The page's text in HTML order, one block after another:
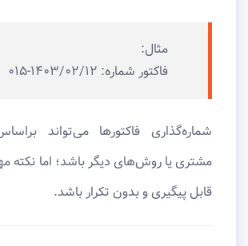
مثال:
فاکتور شماره: ۱۴۰۳/۰۲/۱۲-۰۱۵
شماره‌گذاری فاکتورها می‌تواند
مشتری یا روش‌های دیگر باشد؛ اما نکته
قابل پیگیری و بدون تکرار باشد.